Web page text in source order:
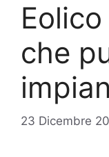
che
23 Dicembre